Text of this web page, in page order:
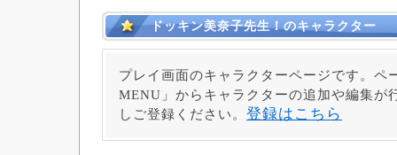
ドッキン美奈子先生！のキャラクター
プレイ画面のキャラクターページです。ペ
MENU」からキャラクターの追加や編集が
しご登録ください。 登録はこちら